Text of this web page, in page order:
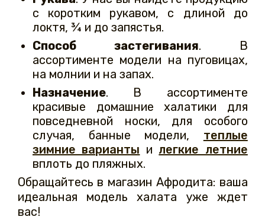
с коротким рукавом, с длиной до
локтя, ¾ и до запястья.
Способ застегивания. В
ассортименте модели на пуговицах,
на молнии и на запах.
Назначение. В ассортименте
красивые домашние халатики для
повседневной носки, для особого
случая, банные модели, теплые
зимние варианты и легкие летние
вплоть до пляжных.
Обращайтесь в магазин Афродита: ваша
идеальная модель халата уже ждет
вас!